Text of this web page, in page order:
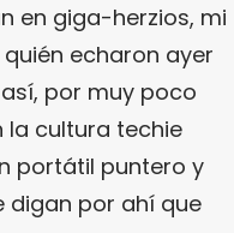
en giga-herzios, mi
echaron ayer
así, por muy poco
la cultura techie
portátil puntero y
digan por ahí que